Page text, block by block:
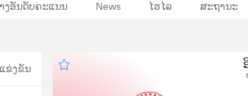
ງອັນດັບຄະແນນ News ໄຮໄລ ສະຖານະ
ຂ່ງຂັນ